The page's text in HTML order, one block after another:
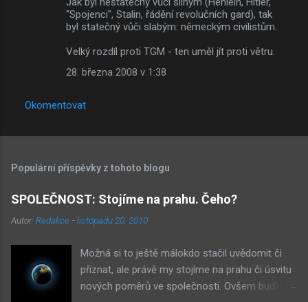
"Spojenci", Stalin, řádění revolučních gard), tak
byl statečný vůči slabým: německým civilistům.
Velký rozdíl proti TGM - ten uměl jít proti větru.
28. března 2008 v 1:38
Okomentovat
Populární příspěvky z tohoto blogu
SPOLEČNOST: Stojíme na prahu. Čeho?
Autor: Redakce -listopadu 20, 2010
Možná si to ještě málokdo stačil uvědomit či
přiznat, ale právě my stojíme na prahu či úsvitu
nových poměrů ve společnosti. Ovšem buďme